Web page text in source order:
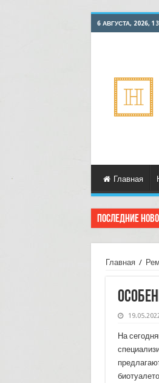
6 АВГУСТА, 2026,
Главная
Последние
Главная /
На